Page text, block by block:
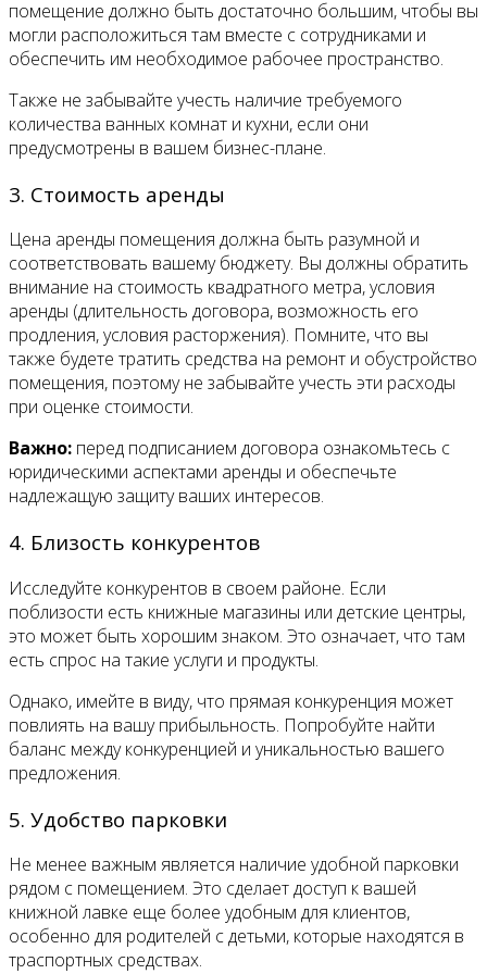
помещение должно быть достаточно большим, чтобы вы
могли расположиться там вместе с сотрудниками и
обеспечить им необходимое рабочее пространство.
Также не забывайте учесть наличие требуемого
количества ванных комнат и кухни, если они
предусмотрены в вашем бизнес-плане.
3. Стоимость аренды
Цена аренды помещения должна быть разумной и
соответствовать вашему бюджету. Вы должны обратить
внимание на стоимость квадратного метра, условия
аренды (длительность договора, возможность его
продления, условия расторжения). Помните, что вы
также будете тратить средства на ремонт и обустройство
помещения, поэтому не забывайте учесть эти расходы
при оценке стоимости.
Важно: перед подписанием договора ознакомьтесь с
юридическими аспектами аренды и обеспечьте
надлежащую защиту ваших интересов.
4. Близость конкурентов
Исследуйте конкурентов в своем районе. Если
поблизости есть книжные магазины или детские центры,
это может быть хорошим знаком. Это означает, что там
есть спрос на такие услуги и продукты.
Однако, имейте в виду, что прямая конкуренция может
повлиять на вашу прибыльность. Попробуйте найти
баланс между конкуренцией и уникальностью вашего
предложения.
5. Удобство парковки
Не менее важным является наличие удобной парковки
рядом с помещением. Это сделает доступ к вашей
книжной лавке еще более удобным для клиентов,
особенно для родителей с детьми, которые находятся в
траспортных средствах.